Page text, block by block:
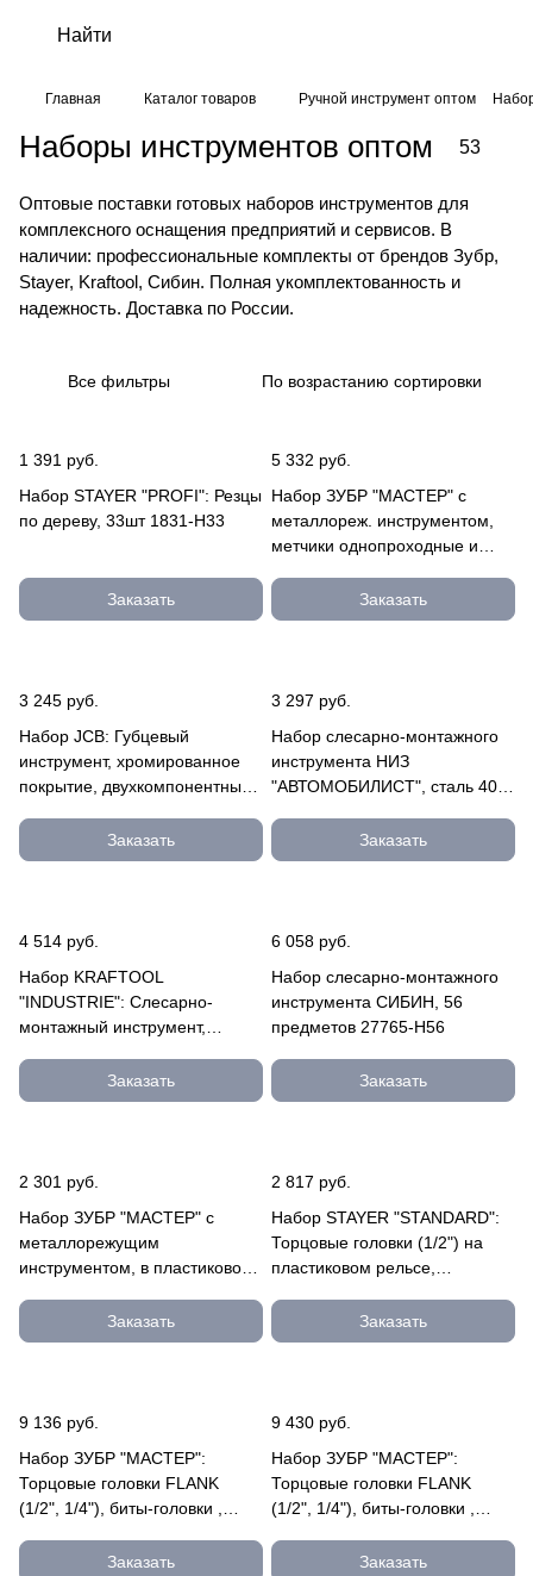
Главная Каталог товаров Ручной инструмент оптом
Наборы инструментов оптом 53
Оптовые поставки готовых наборов инструментов для
комплексного оснащения предприятий и сервисов. В
наличии: профессиональные комплекты от брендов Зубр,
Stayer, Kraftool, Сибин. Полная укомплектованность и
надежность. Доставка по России.
Все фильтры По возрастанию сортировки
1 391 руб.
Набор STAYER "PROFI": Резцы
по дереву, 33шт 1831-H33
Заказать
5 332 руб.
Набор ЗУБР "МАСТЕР" с
металлореж. инструментом,
метчики однопроходные и
Заказать
3 245 руб.
Набор JCB: Губцевый
инструмент, хромированное
покрытие, двухкомпонентные
Заказать
3 297 руб.
Набор слесарно-монтажного
инструмента НИЗ
"АВТОМОБИЛИСТ", сталь 40Х,
Заказать
4 514 руб.
Набор KRAFTOOL
"INDUSTRIE": Слесарно-
монтажный инструмент,
Заказать
6 058 руб.
Набор слесарно-монтажного
инструмента СИБИН, 56
предметов 27765-H56
Заказать
2 301 руб.
Набор ЗУБР "МАСТЕР" с
металлорежущим
инструментом, в пластиковом
Заказать
2 817 руб.
Набор STAYER "STANDARD":
Торцовые головки (1/2") на
пластиковом рельсе,
Заказать
9 136 руб.
Набор ЗУБР "МАСТЕР":
Торцовые головки FLANK
(1/2", 1/4"), биты-головки ,
Заказать
9 430 руб.
Набор ЗУБР "МАСТЕР":
Торцовые головки FLANK
(1/2", 1/4"), биты-головки ,
27635-H110Заказать